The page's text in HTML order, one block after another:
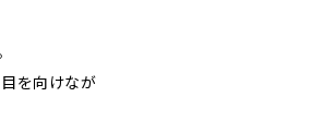
目を向けなが